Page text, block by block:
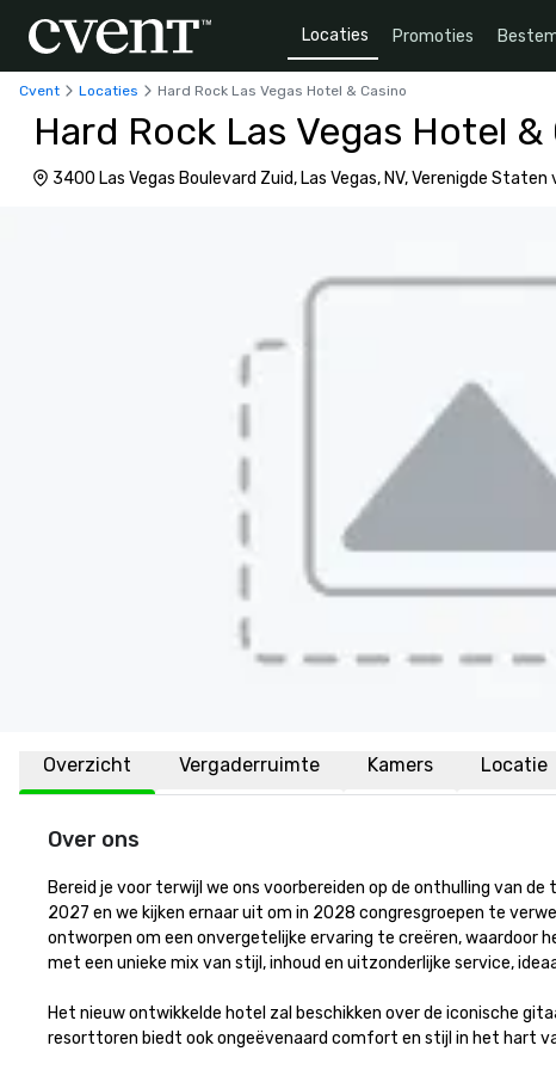
Locaties Promoties
Cvent Locaties Hard Rock Las Vegas Hotel & Casino
Hard Rock Las Vegas Hotel &
3400 Las Vegas Boulevard Zuid, Las Vegas, NV, Verenigde
Overzicht Vergaderruimte Kamers Locatie
Over ons
Bereid je voor terwijl we ons voorbereiden op de onthulling van
2027 en we kijken ernaar uit om in 2028 congresgroepen te
ontworpen om een onvergetelijke ervaring te creëren, waardoor
met een unieke mix van stijl, inhoud en uitzonderlijke service,
Het nieuw ontwikkelde hotel zal beschikken over de iconische
resorttoren biedt ook ongeëvenaard comfort en stijl in het hart